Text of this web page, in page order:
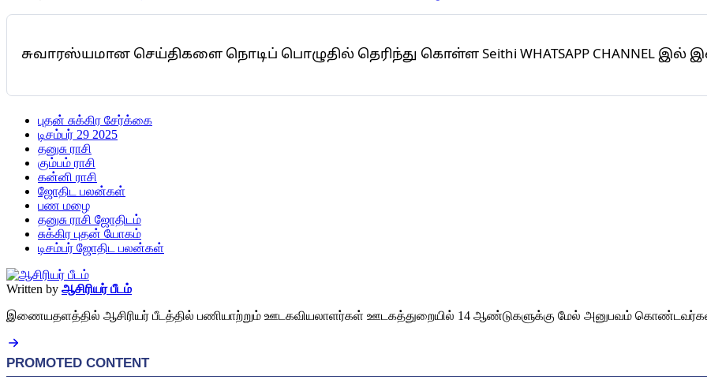
சுவாரஸ்யமான செய்திகளை நொடிப் பொழுதில் தெரிந்து கொள்ள Seithi WHATSAPP CHANNEL
புதன் சுக்கிர சேர்க்கை
டிசம்பர் 29 2025
தனுசு ராசி
கும்பம் ராசி
கன்னி ராசி
ஜோதிட பலன்கள்
பண மழை
தனுசு ராசி ஜோதிடம்
சுக்கிர புதன் யோகம்
டிசம்பர் ஜோதிட பலன்கள்
Written by ஆசிரியர் பீடம்
இணையதளத்தில் ஆசிரியர் பீடத்தில் பணியாற்றும் ஊடகவியலாளர்கள் ஊடகத்துறையில் 14 ஆண்டுகளுக்கு மேல் அனுபவம்